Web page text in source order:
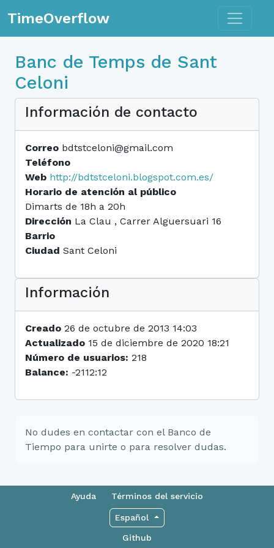
TimeOverflow Toggle
Banc de Temps de Sant
Celoni
Información de contacto
Correo bdtstceloni@gmail.com
Teléfono
Web http://bdtstceloni.blogspot.com.es/
Horario de atención al público
Dimarts de 18h a 20h
Dirección La Clau , Carrer Alguersuari 16
Barrio
Ciudad Sant Celoni
Información
Creado 26 de octubre de 2013 14:03
Actualizado 15 de diciembre de 2020 18:21
Número de usuarios: 218
Balance: -2112:12
No dudes en contactar con el Banco de
Tiempo para unirte o para resolver dudas.
Ayuda Términos del servicio
Español
Github